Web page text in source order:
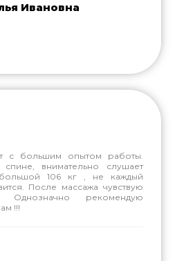
Ивановна
с большим опытом работы.
внимательно слушает
106 кг , не каждый
После массажа чувствую
Однозначно рекомендую
!!!